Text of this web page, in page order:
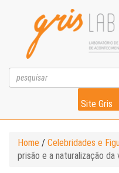
Site Gris
Home / Celebridades e
prisão e a naturalização da